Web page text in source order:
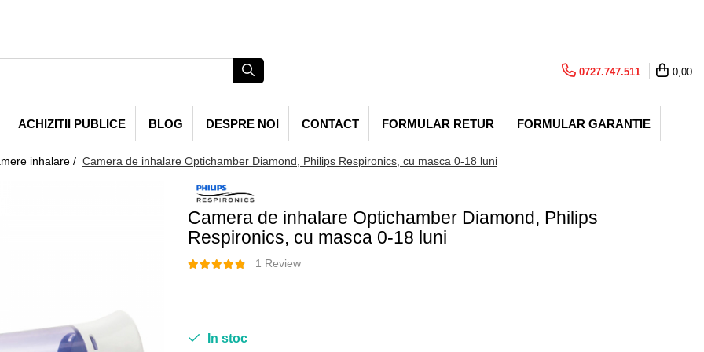
0727.747.511 0,00
ACHIZITII PUBLICE BLOG DESPRE NOI CONTACT FORMULAR RETUR FORMULAR GARANTIE
inhalare / Camera de inhalare Optichamber Diamond, Philips Respironics, cu masca 0-18 luni
Camera de inhalare Optichamber Diamond, Philips
Respironics, cu masca 0-18 luni
1 Review
In stoc